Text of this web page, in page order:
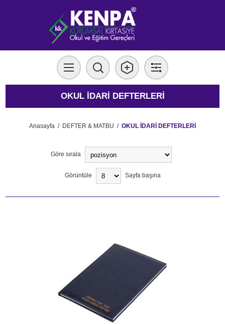
OKUL İDARİ DEFTERLERİ
Anasayfa / DEFTER & MATBU / OKUL İDARİ DEFTERLERİ
Göre sırala
Görüntüle Sayfa başına